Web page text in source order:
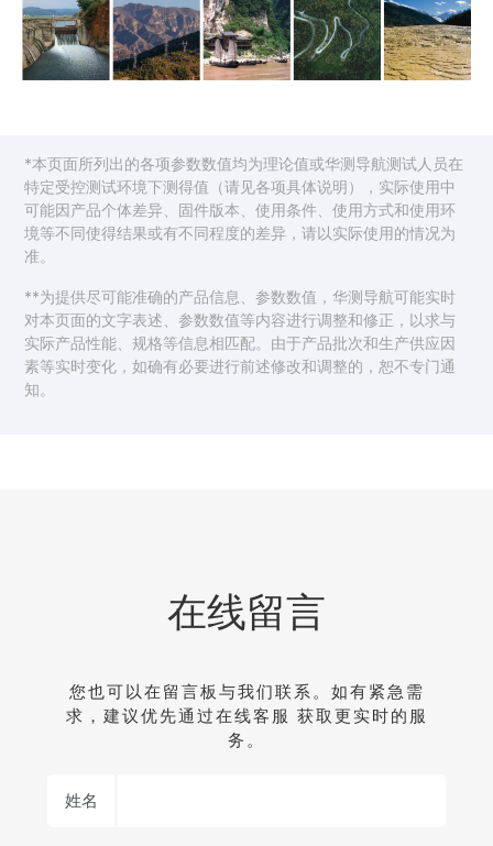
*本页面所列出的各项参数数值均为理论值或华测导航测试人员在
特定受控测试环境下测得值（请见各项具体说明），实际使用中
可能因产品个体差异、固件版本、使用条件、使用方式和使用环
境等不同使得结果或有不同程度的差异，请以实际使用的情况为
准。
**为提供尽可能准确的产品信息、参数数值，华测导航可能实时
对本页面的文字表述、参数数值等内容进行调整和修正，以求与
实际产品性能、规格等信息相匹配。由于产品批次和生产供应因
素等实时变化，如确有必要进行前述修改和调整的，恕不专门通
知。
在线留言
您也可以在留言板与我们联系。如有紧急需
求，建议优先通过在线客服 获取更实时的服
务。
姓名